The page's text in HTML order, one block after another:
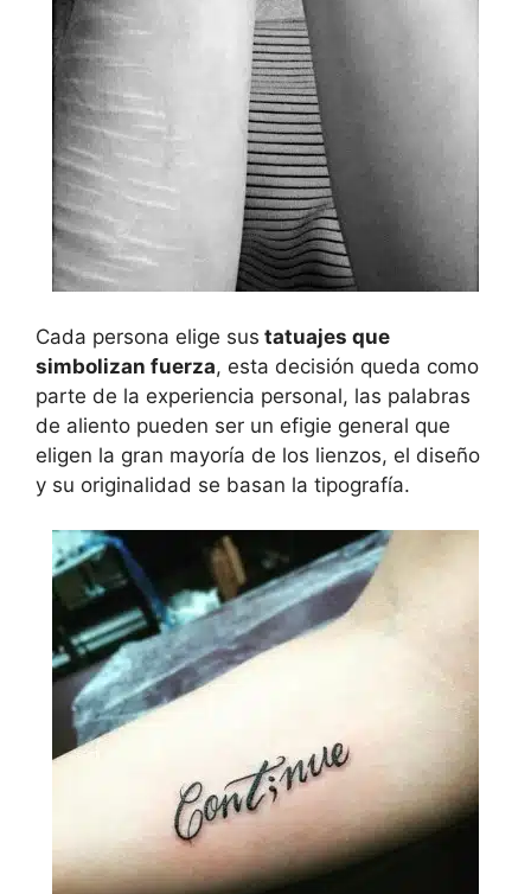
Cada persona elige sus tatuajes que
simbolizan fuerza, esta decisión queda como
parte de la experiencia personal, las palabras
de aliento pueden ser un efigie general que
eligen la gran mayoría de los lienzos, el diseño
y su originalidad se basan la tipografía.